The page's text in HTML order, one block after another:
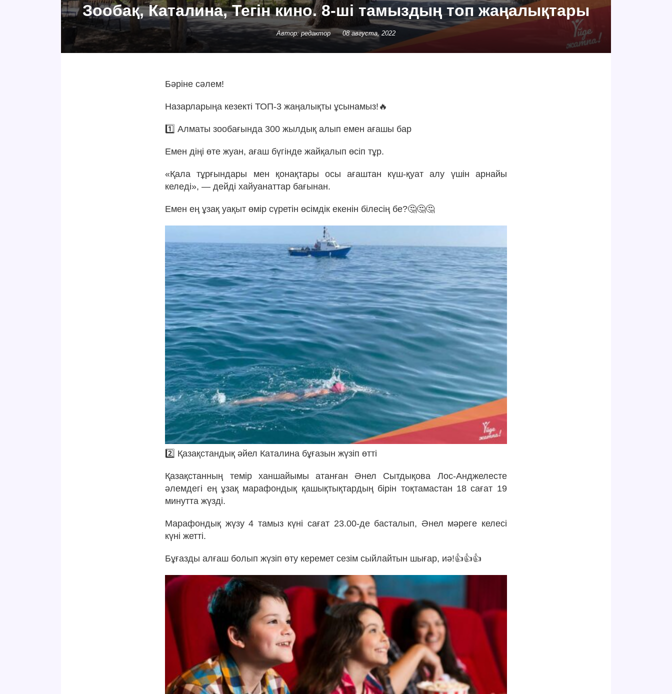
Зообақ, Каталина, Тегін кино. 8-ші тамыздың топ жаңалықтары
Автор: редактор 08 августа, 2022
Бәріне сәлем!
Назарларыңа кезекті ТОП-3 жаңалықты ұсынамыз!🔥
1️⃣ Алматы зообағында 300 жылдық алып емен ағашы бар
Емен діңі өте жуан, ағаш бүгінде жайқалып өсіп тұр.
«Қала тұрғындары мен қонақтары осы ағаштан күш-қуат алу үшін арнайы
келеді», — дейді хайуанаттар бағынан.
Емен ең ұзақ уақыт өмір сүретін өсімдік екенін білесің бе?🤔🤔🤔
2️⃣ Қазақстандық әйел Каталина бұғазын жүзіп өтті
Қазақстанның темір ханшайымы атанған Әнел Сытдықова Лос-Анджелесте
әлемдегі ең ұзақ марафондық қашықтықтардың бірін тоқтамастан 18 сағат 19
минутта жүзді.
Марафондық жүзу 4 тамыз күні сағат 23.00-де басталып, Әнел мәреге келесі
күні жетті.
Бұғазды алғаш болып жүзіп өту керемет сезім сыйлайтын шығар, иә!👍👍👍